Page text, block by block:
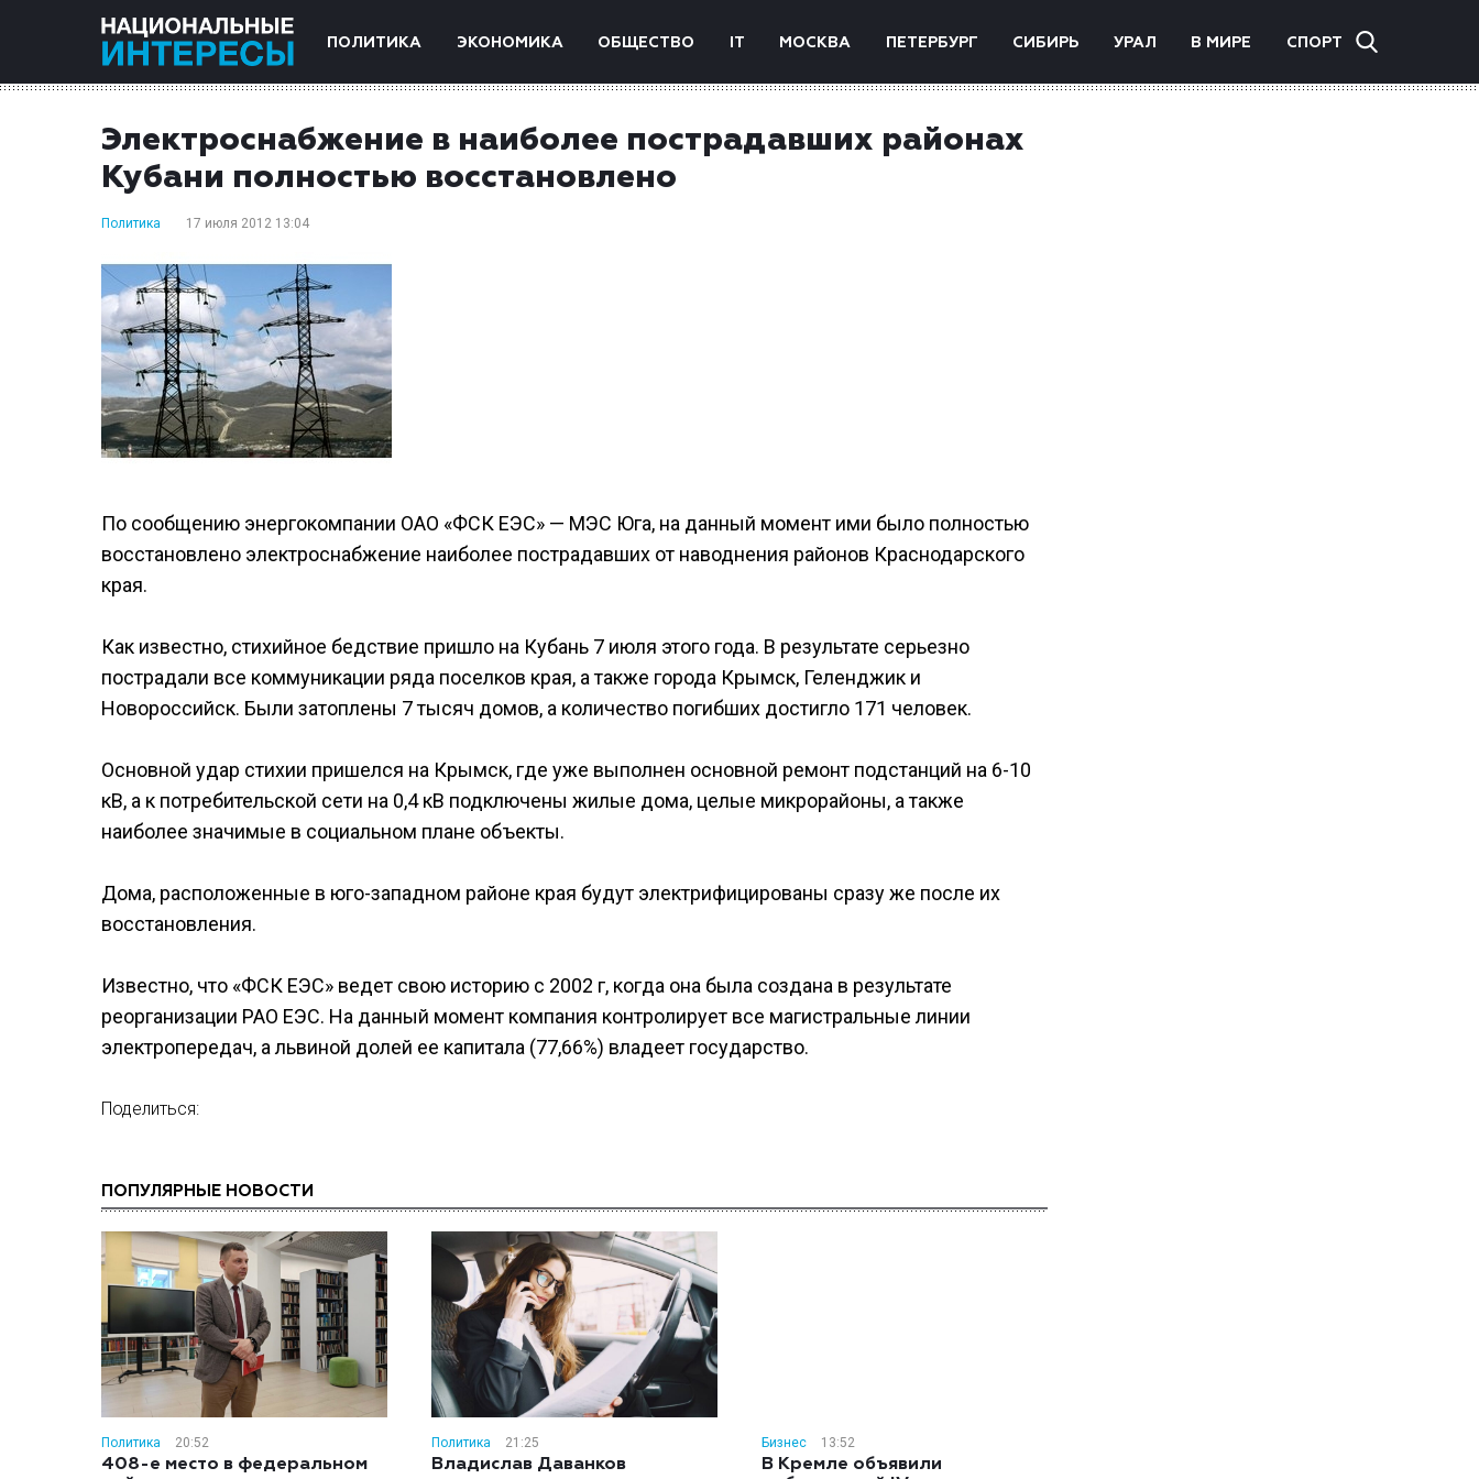
ПОЛИТИКА ЭКОНОМИКА ОБЩЕСТВО IT МОСКВА ПЕТЕРБУРГ СИБИРЬ УРАЛ В МИРЕ СПОРТ
Электроснабжение в наиболее пострадавших районах
Кубани полностью восстановлено
Политика 17 июля 2012 13:04
По сообщению энергокомпании ОАО «ФСК ЕЭС» — МЭС Юга, на данный момент ими было полностью
восстановлено электроснабжение наиболее пострадавших от наводнения районов Краснодарского
края.
Как известно, стихийное бедствие пришло на Кубань 7 июля этого года. В результате серьезно
пострадали все коммуникации ряда поселков края, а также города Крымск, Геленджик и
Новороссийск. Были затоплены 7 тысяч домов, а количество погибших достигло 171 человек.
Основной удар стихии пришелся на Крымск, где уже выполнен основной ремонт подстанций на 6-10
кВ, а к потребительской сети на 0,4 кВ подключены жилые дома, целые микрорайоны, а также
наиболее значимые в социальном плане объекты.
Дома, расположенные в юго-западном районе края будут электрифицированы сразу же после их
восстановления.
Известно, что «ФСК ЕЭС» ведет свою историю с 2002 г, когда она была создана в результате
реорганизации РАО ЕЭС. На данный момент компания контролирует все магистральные линии
электропередач, а львиной долей ее капитала (77,66%) владеет государство.
Поделиться:
ПОПУЛЯРНЫЕ НОВОСТИ
Политика 20:52
408-е место в федеральном
Политика 21:25
Владислав Даванков
Бизнес 13:52
В Кремле объявили